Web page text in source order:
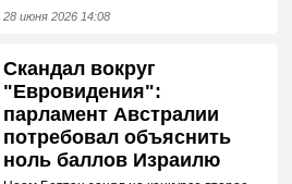
28 июня 2026 14:08
Скандал вокруг
"Евровидения":
парламент Австралии
потребовал объяснить
ноль баллов Израилю